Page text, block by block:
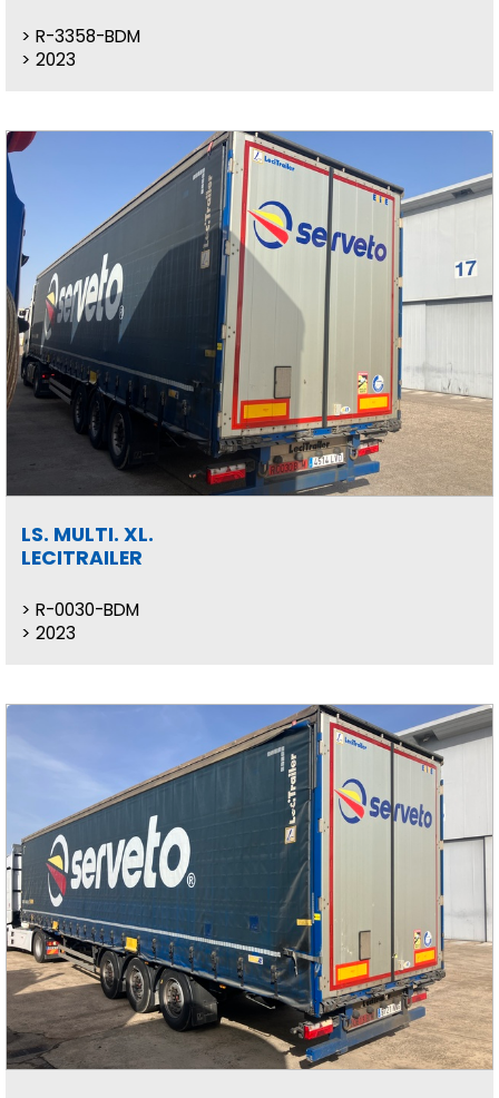
R-3358-BDM
2023
LS. MULTI. XL.
LECITRAILER
R-0030-BDM
2023